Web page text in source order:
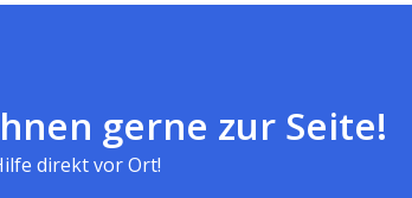
gerne zur Seite!
direkt vor Ort!